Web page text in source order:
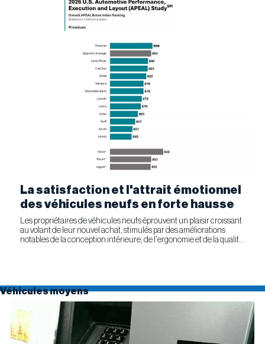
La satisfaction et l'attrait émotionnel
des véhicules neufs en forte hausse
Les propriétaires de véhicules neufs éprouvent un plaisir croissant
au volant de leur nouvel achat, stimulés par des améliorations
notables de la conception intérieure, de l'ergonomie et de la qualité
Véhicules moyens